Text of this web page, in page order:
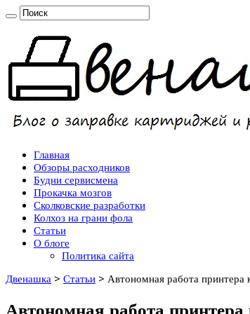
Главная
Обзоры расходников
Будни сервисмена
Прокачка мозгов
Сколковские разработки
Колхоз на грани фола
Статьи
О блоге
Политика сайта
Двенашка > Статьи > Автономная работа